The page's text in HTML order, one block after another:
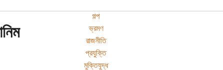
গল্প
ভ্রমণ
রাজনীতি
প্রযুক্তি
মুক্তিযুদ্ধ